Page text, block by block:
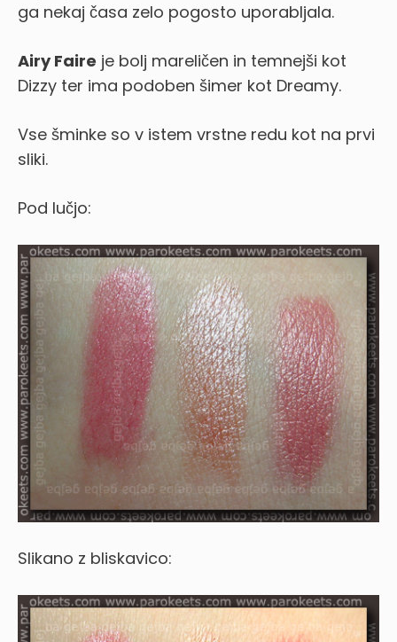
ga nekaj časa zelo pogosto uporabljala.
Airy Faire je bolj mareličen in temnejši kot
Dizzy ter ima podoben šimer kot Dreamy.
Vse šminke so v istem vrstne redu kot na prvi
sliki.
Pod lučjo:
Slikano z bliskavico: